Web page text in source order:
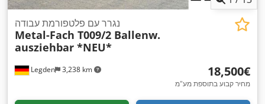
Legden 3,238 km
נגרר עם פלטפורמת עבודה
Metal-Fach T009/2 Ballenw.
ausziehbar *NEU*
‏18,500 ‏€
מחיר קבוע בתוספת מע"מ